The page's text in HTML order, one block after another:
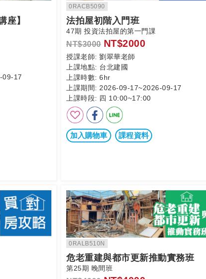
座】
09-17
0RACB5090
法拍屋初階入門班
47期 投資法拍屋的第一門課
NT$3000 NT$2000
授課老師: 劉翠華老師
上課地點: 台北建國
上課時數: 6hr
上課期間: 2026-09-17~2026-09-17
上課時段: 四 10:00~17:00
加入購物車 課程資料
0RALB510N
危老重建與都市更新推動實務班
第25期 晚間班